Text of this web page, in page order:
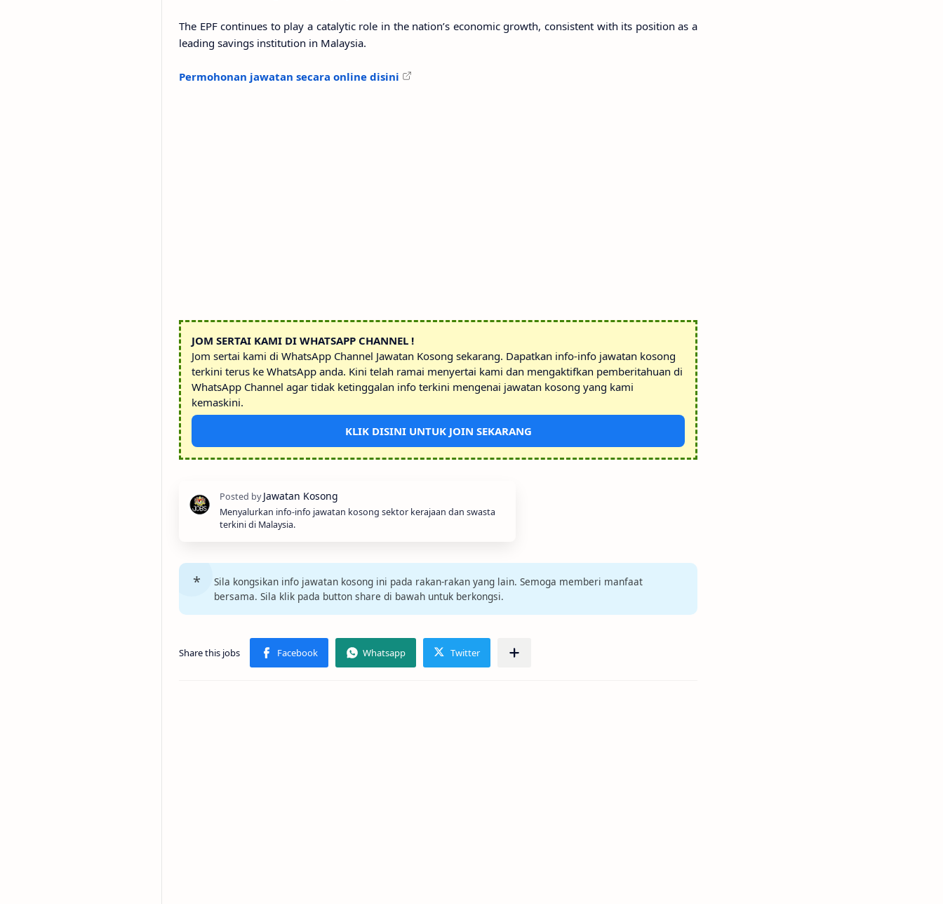
The EPF continues to play a catalytic role in the nation’s economic growth, consistent with its position as a
leading savings institution in Malaysia.
Permohonan jawatan secara online disini
JOM SERTAI KAMI DI WHATSAPP CHANNEL !
Jom sertai kami di WhatsApp Channel Jawatan Kosong sekarang. Dapatkan info-info jawatan kosong
terkini terus ke WhatsApp anda. Kini telah ramai menyertai kami dan mengaktifkan pemberitahuan di
WhatsApp Channel agar tidak ketinggalan info terkini mengenai jawatan kosong yang kami
kemaskini.
KLIK DISINI UNTUK JOIN SEKARANG
Menyalurkan info-info jawatan kosong sektor kerajaan dan swasta
terkini di Malaysia.
Sila kongsikan info jawatan kosong ini pada rakan-rakan yang lain. Semoga memberi manfaat
bersama. Sila klik pada button share di bawah untuk berkongsi.